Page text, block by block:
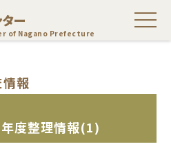
ー
of Nagano Prefecture
報
度整理情報(1)